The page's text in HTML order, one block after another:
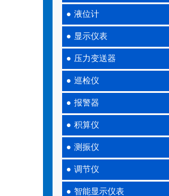
液位计
显示仪表
压力变送器
巡检仪
报警器
积算仪
测振仪
调节仪
智能显示仪表